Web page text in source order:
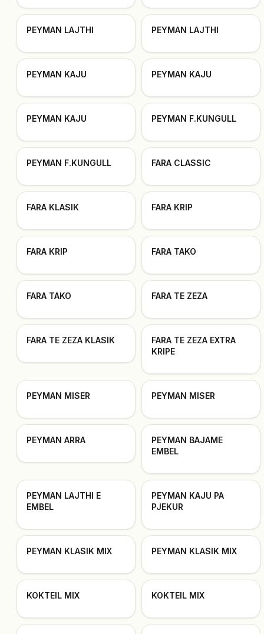
PEYMAN LAJTHI PEYMAN LAJTHI
PEYMAN KAJU PEYMAN KAJU
PEYMAN KAJU PEYMAN F.KUNGULL
PEYMAN F.KUNGULL FARA CLASSIC
FARA KLASIK FARA KRIP
FARA KRIP FARA TAKO
FARA TAKO FARA TE ZEZA
FARA TE ZEZA KLASIK
FARA TE ZEZA EXTRA
KRIPE
PEYMAN MISER PEYMAN MISER
PEYMAN ARRA
PEYMAN BAJAME
EMBEL
PEYMAN LAJTHI E
EMBEL
PEYMAN KAJU PA
PJEKUR
PEYMAN KLASIK MIX PEYMAN KLASIK MIX
KOKTEIL MIX KOKTEIL MIX